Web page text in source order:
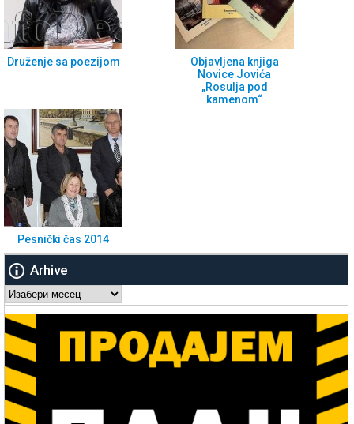
Druženje sa poezijom
Objavljena knjiga
Novice Jovića
„Rosulja pod
kamenom“
Pesnički čas 2014
Arhive
Arhive